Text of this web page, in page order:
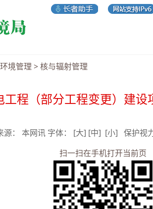
环境管理 >核与辐射管理
工程（部分工程变更）建
： 本网讯 字体： [大] [中] [小] 保护视
扫一扫在手机打开当前页